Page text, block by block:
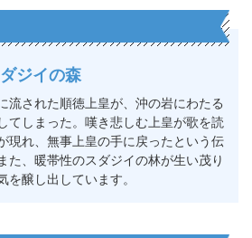
ジイの森
流された順徳上皇が、沖の岩にわたる
てしまった。嘆き悲しむ上皇が歌を読
現れ、無事上皇の手に戻ったという伝
た、暖帯性のスダジイの林が生い茂り
を醸し出しています。